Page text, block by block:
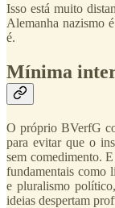
Isso está muito
Alemanha nazismo
é.
Mínima
O próprio BVerfG
para evitar que o
sem comedimento.
fundamentais como
e pluralismo
ideias despertam